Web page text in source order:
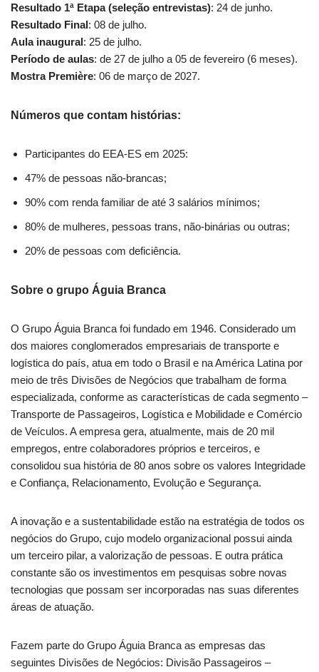
Resultado 1ª Etapa (seleção entrevistas): 24 de junho.
Resultado Final: 08 de julho.
Aula inaugural: 25 de julho.
Período de aulas: de 27 de julho a 05 de fevereiro (6 meses).
Mostra Première: 06 de março de 2027.
Números que contam histórias:
Participantes do EEA-ES em 2025:
47% de pessoas não-brancas;
90% com renda familiar de até 3 salários mínimos;
80% de mulheres, pessoas trans, não-binárias ou outras;
20% de pessoas com deficiência.
Sobre o grupo Águia Branca
O Grupo Águia Branca foi fundado em 1946. Considerado um
dos maiores conglomerados empresariais de transporte e
logística do país, atua em todo o Brasil e na América Latina por
meio de três Divisões de Negócios que trabalham de forma
especializada, conforme as características de cada segmento –
Transporte de Passageiros, Logística e Mobilidade e Comércio
de Veículos. A empresa gera, atualmente, mais de 20 mil
empregos, entre colaboradores próprios e terceiros, e
consolidou sua história de 80 anos sobre os valores Integridade
e Confiança, Relacionamento, Evolução e Segurança.
A inovação e a sustentabilidade estão na estratégia de todos os
negócios do Grupo, cujo modelo organizacional possui ainda
um terceiro pilar, a valorização de pessoas. E outra prática
constante são os investimentos em pesquisas sobre novas
tecnologias que possam ser incorporadas nas suas diferentes
áreas de atuação.
Fazem parte do Grupo Águia Branca as empresas das
seguintes Divisões de Negócios: Divisão Passageiros –